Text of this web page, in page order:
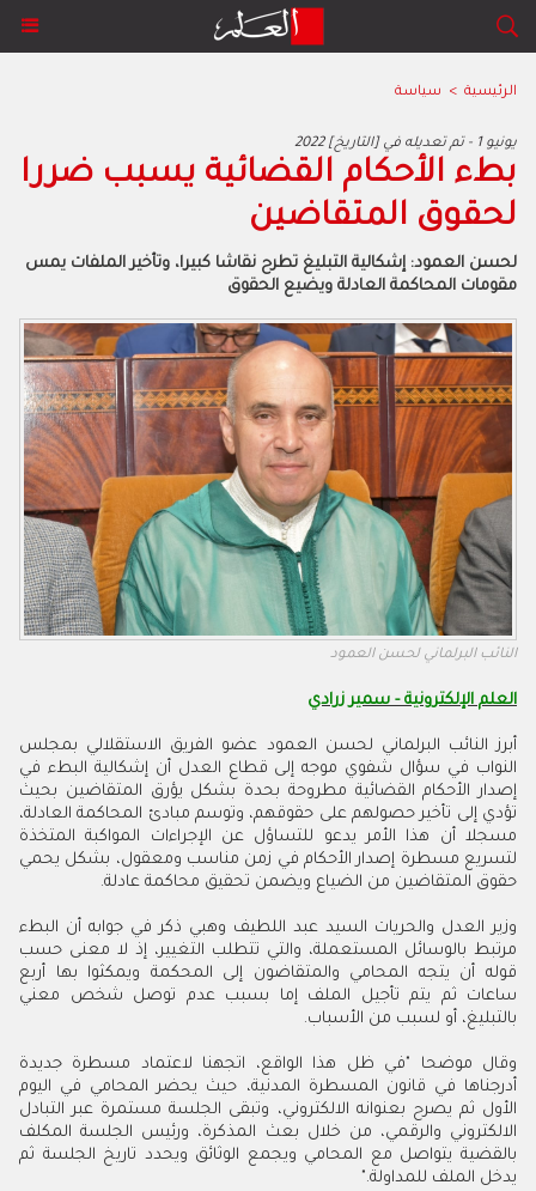
الرئيسية > سياسة
2022 يونيو 1 - تم تعديله في [التاريخ]
بطء الأحكام القضائية يسبب ضررا
لحقوق المتقاضين
لحسن العمود: إشكالية التبليغ تطرح نقاشا كبيرا، وتأخير الملفات يمس
مقومات المحاكمة العادلة ويضيع الحقوق
النائب البرلماني لحسن العمود
العلم الإلكترونية - سمير زرادي
أبرز النائب البرلماني لحسن العمود عضو الفريق الاستقلالي بمجلس
النواب في سؤال شفوي موجه إلى قطاع العدل أن إشكالية البطء في
إصدار الأحكام القضائية مطروحة بحدة بشكل يؤرق المتقاضين بحيث
تؤدي إلى تأخير حصولهم على حقوقهم، وتوسم مبادئ المحاكمة العادلة،
مسجلا أن هذا الأمر يدعو للتساؤل عن الإجراءات المواكبة المتخذة
لتسريع مسطرة إصدار الأحكام في زمن مناسب ومعقول، بشكل يحمي
حقوق المتقاضين من الضياع ويضمن تحقيق محاكمة عادلة.
وزير العدل والحريات السيد عبد اللطيف وهبي ذكر في جوابه أن البطء
مرتبط بالوسائل المستعملة، والتي تتطلب التغيير، إذ لا معنى حسب
قوله أن يتجه المحامي والمتقاضون إلى المحكمة ويمكثوا بها أربع
ساعات ثم يتم تأجيل الملف إما بسبب عدم توصل شخص معني
بالتبليغ، أو لسبب من الأسباب.
وقال موضحا "في ظل هذا الواقع، اتجهنا لاعتماد مسطرة جديدة
أدرجناها في قانون المسطرة المدنية، حيث يحضر المحامي في اليوم
الأول ثم يصرح بعنوانه الالكتروني، وتبقى الجلسة مستمرة عبر التبادل
الالكتروني والرقمي، من خلال بعث المذكرة، ورئيس الجلسة المكلف
بالقضية يتواصل مع المحامي ويجمع الوثائق ويحدد تاريخ الجلسة ثم
يدخل الملف للمداولة."